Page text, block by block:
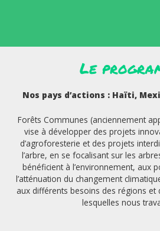
Le
Nos pays d’actions : Haïti,
Forêts Communes (anciennement
vise à développer des projets
d’agroforesterie et des projets
l’arbre, en se focalisant sur les
bénéficient à l’environnement, aux
l’atténuation du changement
aux différents besoins des régions et
lesquelles nous